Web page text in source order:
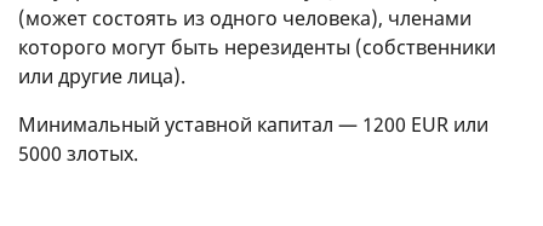
(может состоять из одного человека), членами
которого могут быть нерезиденты (собственники
или другие лица).
Минимальный уставной капитал — 1200 EUR или
5000 злотых.